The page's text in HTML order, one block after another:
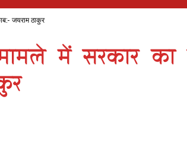
जयराम ठाकुर
में सरकार का